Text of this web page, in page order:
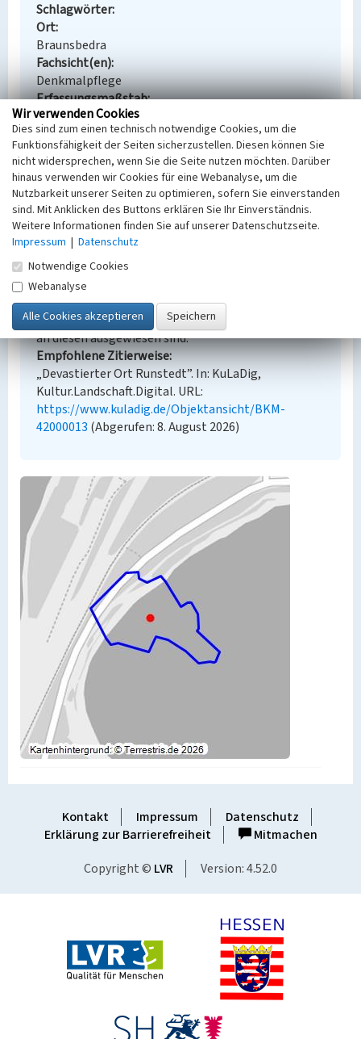
Schlagwörter
Ort
Braunsbedra
Fachsicht(en)
Denkmalpflege
Erfassungsmaßstab
Keine Angabe
Erfassungsmethode
Übernahme aus externer Fachdatenbank
Empfohlene Zitierweise
Urheberrechtlicher Hinweis
Der hier präsentierte Inhalt steht unter der freien
Lizenz dl-by-de/2.0 (Namensnennung). Die
angezeigten Medien unterliegen möglicherweise
zusätzlichen urheberrechtlichen Bedingungen, die
an diesen ausgewiesen sind.
Empfohlene Zitierweise
„Devastierter Ort Runstedt”. In: KuLaDig,
Kultur.Landschaft.Digital. URL:
https://www.kuladig.de/Objektansicht/BKM-
42000013 (Abgerufen: 8. August 2026)
Kontakt Impressum
Datenschutz
Erklärung zur Barrierefreiheit
Mitmachen
Copyright © LVR Version: 4.52.0
Wir verwenden Cookies
Dies sind zum einen technisch notwendige Cookies, um die
Funktionsfähigkeit der Seiten sicherzustellen. Diesen können Sie
nicht widersprechen, wenn Sie die Seite nutzen möchten. Darüber
hinaus verwenden wir Cookies für eine Webanalyse, um die
Nutzbarkeit unserer Seiten zu optimieren, sofern Sie einverstanden
sind. Mit Anklicken des Buttons erklären Sie Ihr Einverständnis.
Weitere Informationen finden Sie auf unserer Datenschutzseite.
Impressum | Datenschutz
Notwendige Cookies
Webanalyse